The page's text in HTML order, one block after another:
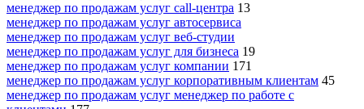
менеджер по продажам услуг call-центра 13
менеджер по продажам услуг автосервиса
менеджер по продажам услуг веб-студии
менеджер по продажам услуг для бизнеса 19
менеджер по продажам услуг компании 171
менеджер по продажам услуг корпоративным клиентам 45
менеджер по продажам услуг менеджер по работе с